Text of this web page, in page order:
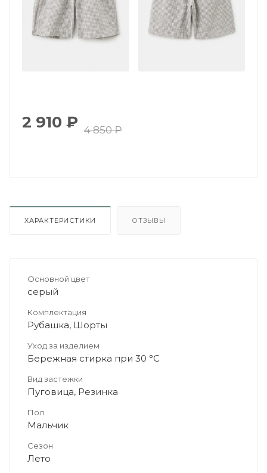
2 910 ₽ 4 850₽
ХАРАКТЕРИСТИКИ ОТЗЫВЫ
Основной цвет
серый
Комплектация
Рубашка, Шорты
Уход за изделием
Бережная стирка при 30 °C
Вид застежки
Пуговица, Резинка
Пол
Мальчик
Сезон
Лето